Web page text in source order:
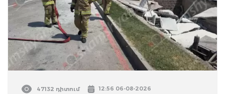
47132 դիտում 12:56 06-08-2026